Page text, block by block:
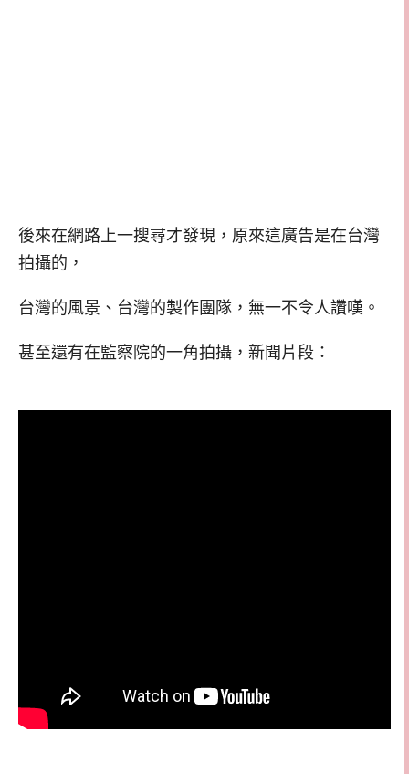
後來在網路上一搜尋才發現，原來這廣告是在台灣
拍攝的，
台灣的風景、台灣的製作團隊，無一不令人讚嘆。
甚至還有在監察院的一角拍攝，新聞片段：